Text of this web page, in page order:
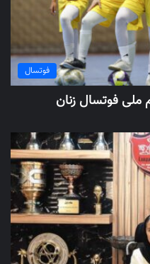
فوتسال
ملی فوتسال زنان